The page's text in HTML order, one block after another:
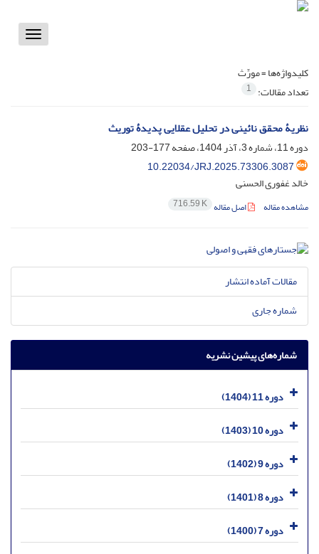
Toggle
کلیدواژه‌ها =مورِّث
تعداد مقالات: 1
نظریۀ محقق نائینی در تحلیل عقلایی پدیدۀ توریث
دوره 11، شماره 3، آذر 1404، صفحه
177-203
10.22034/JRJ.2025.73306.3087
خالد غفوری الحسنی
مشاهده مقاله اصل مقاله 716.59 K
مقالات آماده انتشار
شماره جاری
شماره‌های پیشین نشریه
دوره 11 (1404)
دوره 10 (1403)
دوره 9 (1402)
دوره 8 (1401)
دوره 7 (1400)